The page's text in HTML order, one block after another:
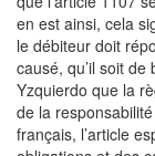
en est ainsi, cela
le débiteur doit
causé, qu’il soit
Yzquierdo que la
de la
français, l’article